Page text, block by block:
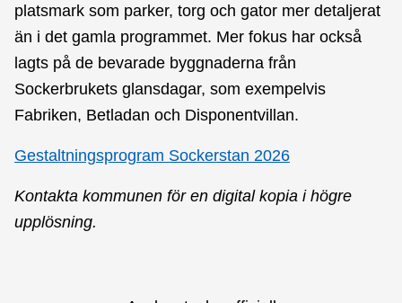
platsmark som parker, torg och gator mer detaljerat
än i det gamla programmet. Mer fokus har också
lagts på de bevarade byggnaderna från
Sockerbrukets glansdagar, som exempelvis
Fabriken, Betladan och Disponentvillan.
Gestaltningsprogram Sockerstan 2026
Kontakta kommunen för en digital kopia i högre
upplösning.